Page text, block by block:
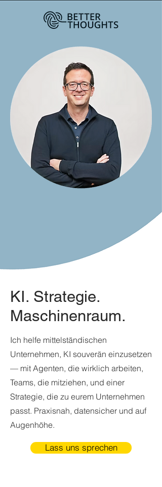
KI. Strategie.
Maschinenraum.
Ich helfe mittelständischen
Unternehmen, KI souverän einzusetzen
— mit Agenten, die wirklich arbeiten,
Teams, die mitziehen, und einer
Strategie, die zu eurem Unternehmen
passt. Praxisnah, datensicher und auf
Augenhöhe.
Lass uns sprechen